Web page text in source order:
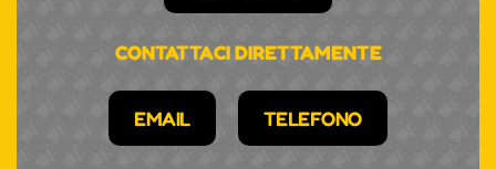
CONTATTACI DIRETTAMENTE
EMAIL TELEFONO